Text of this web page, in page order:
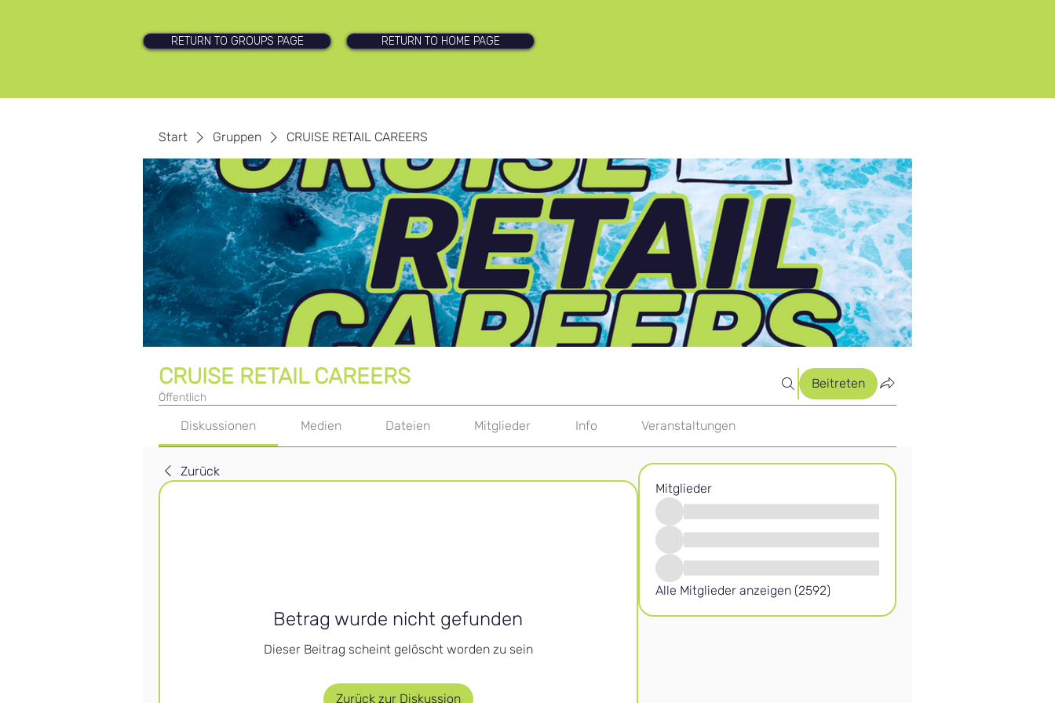
RETURN TO GROUPS PAGE RETURN TO HOME PAGE
Start Gruppen CRUISE RETAIL CAREERS
CRUISE RETAIL CAREERS
Öffentlich
Beitreten
Diskussionen Medien Dateien Mitglieder Info Veranstaltungen
Zurück
Betrag wurde nicht gefunden
Dieser Beitrag scheint gelöscht worden zu sein
Zurück zur Diskussion
Mitglieder
Alle Mitglieder anzeigen (2592)